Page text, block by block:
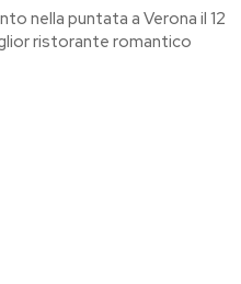
nella puntata a Verona il 12
ristorante romantico